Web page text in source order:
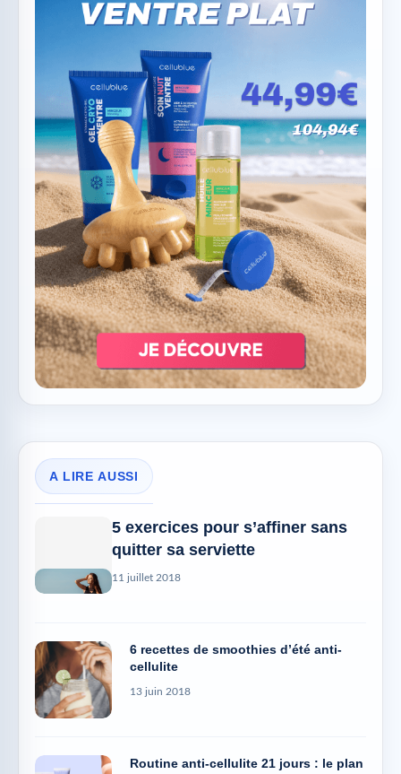
A LIRE AUSSI
5 exercices pour s’affiner sans
quitter sa serviette
11 juillet 2018
6 recettes de smoothies d’été anti-
cellulite
13 juin 2018
Routine anti-cellulite 21 jours : le plan